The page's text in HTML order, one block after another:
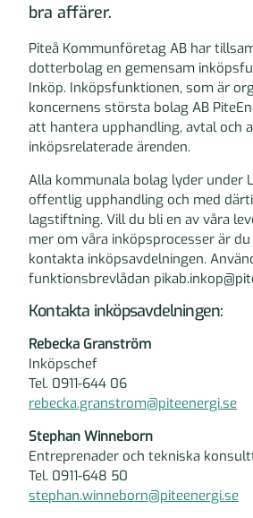
bra affärer.
Piteå Kommunföretag AB har
dotterbolag en gemensam
Inköp. Inköpsfunktionen, som är
koncernens största bolag AB
att hantera upphandling, avtal och
inköpsrelaterade ärenden.
Alla kommunala bolag lyder under
offentlig upphandling och med
lagstiftning. Vill du bli en av våra
mer om våra inköpsprocesser är
kontakta inköpsavdelningen.
funktionsbrevlådan
Kontakta inköpsavdelningen:
Rebecka Granström
Inköpschef
Tel. 0911-644 06
rebecka.granstrom@piteenergi.se
Stephan Winneborn
Entreprenader och tekniska
Tel. 0911-648 50
stephan.winneborn@piteenergi.se